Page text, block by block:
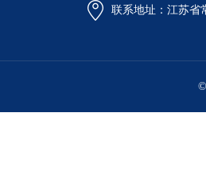
联系地址：江苏省